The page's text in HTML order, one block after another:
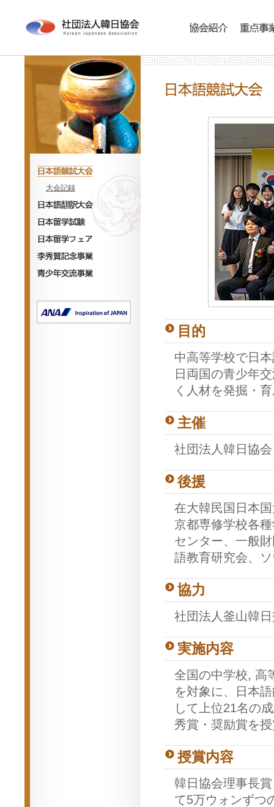
日本語競試大会
大会記録
日本語翻訳大会
日本留学試験
日本留学フェア
李秀賢記念事業
目的
中高等学校で日
日両国の青少年
く人材を発掘・
主催
社団法人韓日協会
後援
在大韓民国日本
京都専修学校各
センター、一般
語教育研究会、
協力
社団法人釜山韓
実施内容
全国の中学校, 高
を対象に、日本
して上位21名の
秀賞・奨励賞を
授賞内容
韓日協会理事長
て5万ウォンずつ